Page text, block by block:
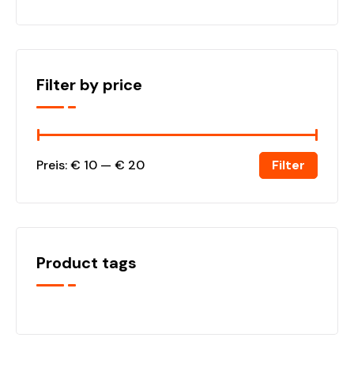
Filter by price
Filter
Preis:€ 10 — € 20
Product tags